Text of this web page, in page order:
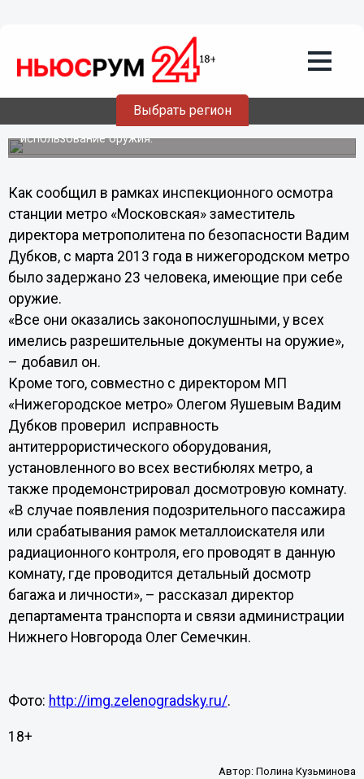
Выбрать регион
23 человека с оружием были
задержаны в нижегородском
метрополитене с марта 2013 года
Все они имели с собой документы на хранение и
использование оружия.
Как сообщил в рамках инспекционного осмотра
станции метро «Московская» заместитель
директора метрополитена по безопасности Вадим
Дубков, с марта 2013 года в нижегородском метро
было задержано 23 человека, имеющие при себе
оружие.
«Все они оказались законопослушными, у всех
имелись разрешительные документы на оружие»,
– добавил он.
Кроме того, совместно с директором МП
«Нижегородское метро» Олегом Яушевым Вадим
Дубков проверил исправность
антитеррористического оборудования,
установленного во всех вестибюлях метро, а
также продемонстрировал досмотровую комнату.
«В случае появления подозрительного пассажира
или срабатывания рамок металлоискателя или
радиационного контроля, его проводят в данную
комнату, где проводится детальный досмотр
багажа и личности», – рассказал директор
департамента транспорта и связи администрации
Нижнего Новгорода Олег Семечкин.
Фото: http://img.zelenogradsky.ru/.
18+
Автор:Полина Кузьминова